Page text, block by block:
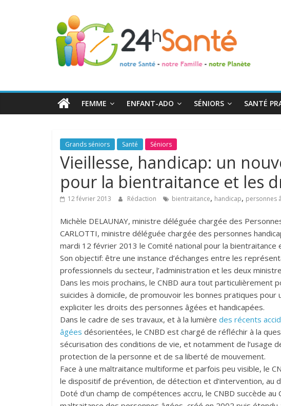
24h
Santé
toute
FEMME ENFANT-ADO SÉNIORS SANTÉ
Grands séniors Santé Séniors
Vieillesse, handicap: un
pour la bientraitance et les
12 février 2013 Rédaction bientraitance, handicap, personnes
Michèle DELAUNAY, ministre déléguée chargée des
CARLOTTI, ministre déléguée chargée des personnes
mardi 12 février 2013 le Comité national pour la bientraitance
Son objectif: être une instance d’échanges entre les
professionnels du secteur, l’administration et les deux
Dans les mois prochains, le CNBD aura tout particulièrement
suicides à domicile, de promouvoir les bonnes pratiques
expliciter les droits des personnes âgées et handicapées.
Dans le cadre de ses travaux, et à la lumière des récents
âgées désorientées, le CNBD est chargé de réfléchir à la
sécurisation des conditions de vie, et notamment de l’usage
protection de la personne et de sa liberté de mouvement.
Face à une maltraitance multiforme et parfois peu visible, le
le dispositif de prévention, de détection et d’intervention, au
Doté d’un champ de compétences accru, le CNBD succède